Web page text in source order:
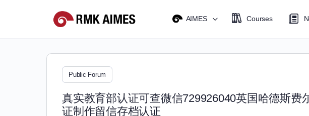
AIMES Courses
Public Forum
真实教育部认证可查微信729926040英国哈德斯
证制作留信存档认证